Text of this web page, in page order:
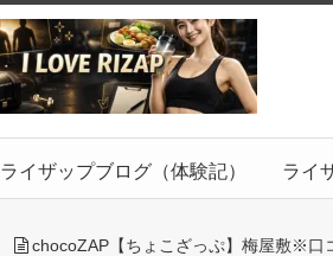
ライザップブログ（体験記） ライ
chocoZAP【ちょこざっぷ】梅屋敷※口